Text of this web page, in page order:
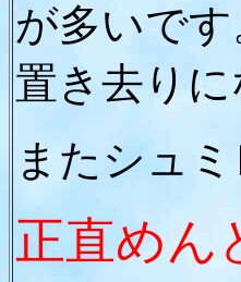
が多いで
置き去り
またシュ
正直めん